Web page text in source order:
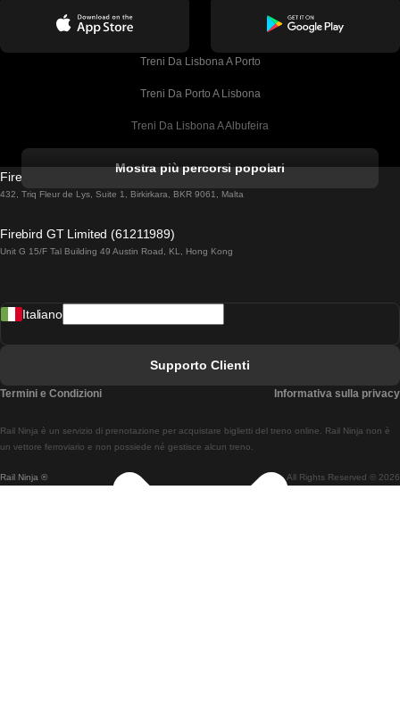
Treni Da Lisbona A Porto
Treni Da Porto A Lisbona
Treni Da Lisbona A Albufeira
Treni Da Lisbona A Lagos
Treni Da Lisbona A Madrid
Treni Da Lisbon A Braga
Treni Da Braga A Lisbona
Mostra più percorsi popolari
Firebird GT Limited (OC 1451)
432, Triq Fleur de Lys, Suite 1, Birkirkara, BKR 9061, Malta
Firebird GT Limited (61211989)
Unit G 15/F Tal Building 49 Austin Road, KL, Hong Kong
Rail Ninja ® All Rights Reserved © 2026
Rail Ninja è un servizio di prenotazione per acquistare biglietti del treno online. Rail Ninja non è
un vettore ferroviario e non possiede né gestisce alcun treno.
Italiano
Supporto Clienti
Termini e Condizioni Informativa sulla privacy